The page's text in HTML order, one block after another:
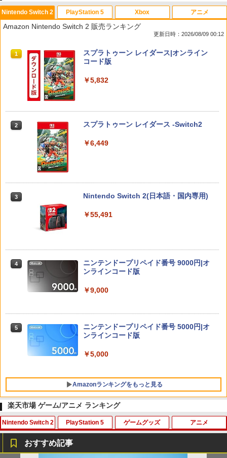
Nintendo Switch 2
Amazon Nintendo Switch 2 販売ランキング
更新日時：2026/08/09 00:12
1
スプラトゥーン レイダース|オンライン
コード版
￥5,832
2 スプラトゥーン レイダース -Switch2
￥6,449
3 Nintendo Switch 2(日本語・国内専用)
￥55,491
4
ニンテンドープリペイド番号 9000円|オ
ンラインコード版
￥9,000
5
ニンテンドープリペイド番号 5000円|オ
ンラインコード版
￥5,000
Amazonランキングをもっと見る
PlayStation 5
1
PlayStation 5 デジタル・エディション
Xbox
1
【純正品】Xbox ワイヤレス コントロー
アニメ
1
劇場版「鬼滅の刃」無限城編 第一章 猗
楽天市場 ゲーム/アニメ ランキング
Nintendo Switch 2 PlayStation 5 ゲームグッズ アニメ
おすすめ記事